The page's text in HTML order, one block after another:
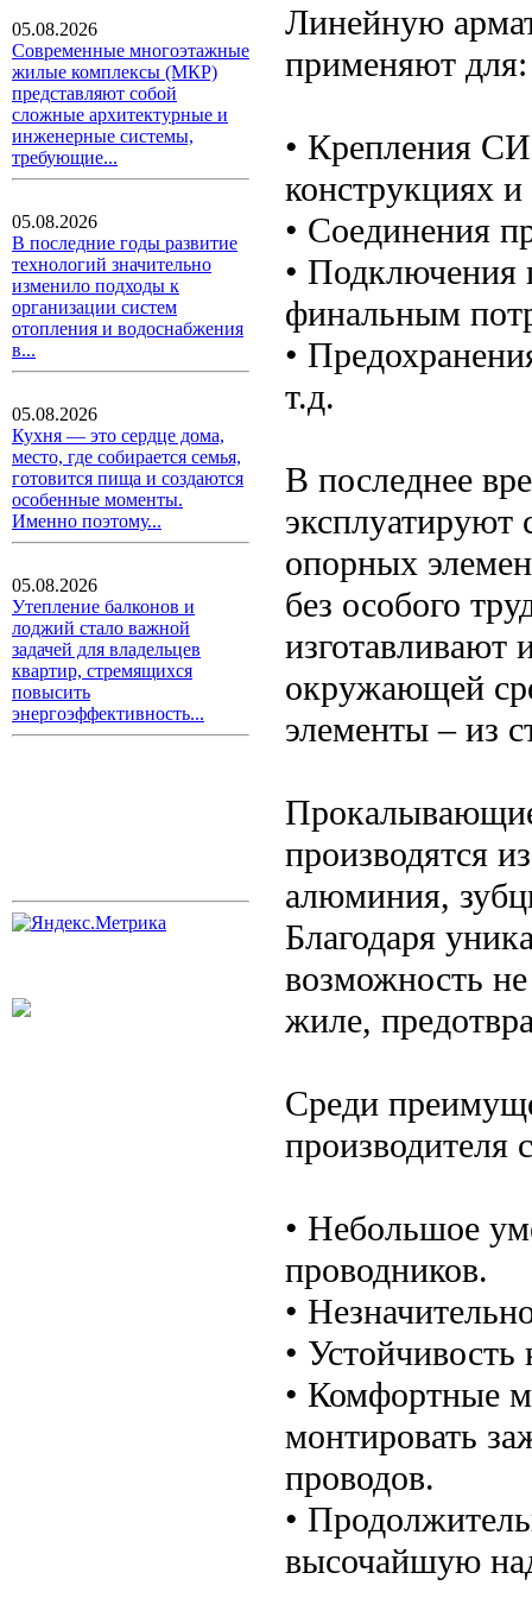
05.08.2026
Современные многоэтажные
жилые комплексы (МКР)
представляют собой
сложные архитектурные и
инженерные системы,
требующие...
05.08.2026
В последние годы развитие
технологий значительно
изменило подходы к
организации систем
отопления и водоснабжения
в...
05.08.2026
Кухня — это сердце дома,
место, где собирается семья,
готовится пища и создаются
особенные моменты.
Именно поэтому...
05.08.2026
Утепление балконов и
лоджий стало важной
задачей для владельцев
квартир, стремящихся
повысить
энергоэффективность...
Линейную
применяют для:
• Крепления
конструкциях
• Соединения
• Подключения
финальным
•
т.д.
В последнее
эксплуатируют
опорных
без особого
изготавливают
окружающей
элементы – из
производятся
алюминия,
Благодаря
возможность
жиле,
Среди
производителя
• Небольшое
проводников.
•
•
• Комфортные
монтировать
проводов.
•
высочайшую